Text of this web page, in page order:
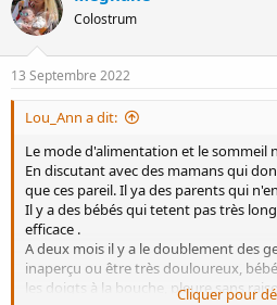
bière
merci pour les tagues
Colostrum
13 Septembre 2022
Lou_Ann a dit:
Le mode d'alimentation et le sommeil
En discutant avec des mamans qui
que ces pareil. Il ya des parents qui
Il y a des bébés qui tetent pas très
efficace .
A deux mois il y a le doublement des
inaperçu ou être très douloureux,
les doigts à la bouche, pleure sans
Cliquer pour